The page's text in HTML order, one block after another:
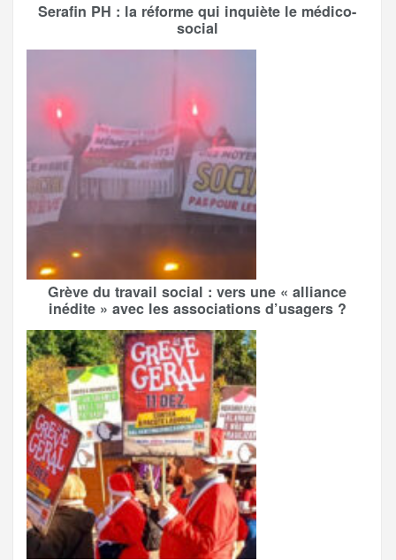
Serafin PH : la réforme qui inquiète le médico-
social
Grève du travail social : vers une « alliance
inédite » avec les associations d’usagers ?